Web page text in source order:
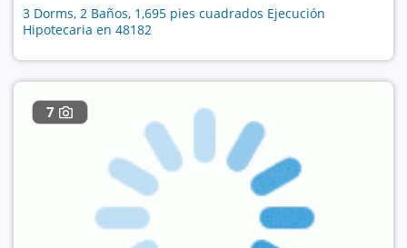
3 Dorms, 2 Baños, 1,695 pies cuadrados Ejecución
Hipotecaria en 48182
7